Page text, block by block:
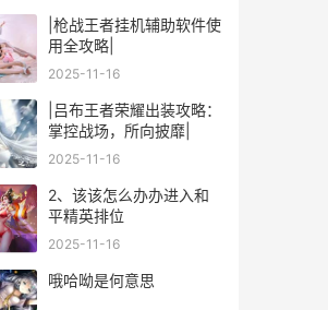
|枪战王者挂机辅助软件使
用全攻略|
2025-11-16
|吕布王者荣耀出装攻略：
掌控战场，所向披靡|
2025-11-16
2、该该怎么办办进入和
平精英排位
2025-11-16
哦哈呦是何意思